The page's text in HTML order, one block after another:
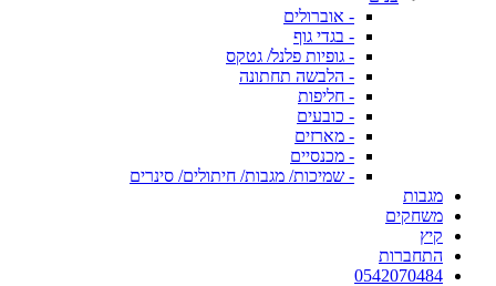
- אוברולים
- בגדי גוף
- גופיות פלנל/ גטקס
- הלבשה תחתונה
- חליפות
- כובעים
- מארזים
- מכנסיים
- שמיכות/ מגבות/ חיתולים/ סינרים
מגבות
משחקים
קיץ
התחברות
0542070484